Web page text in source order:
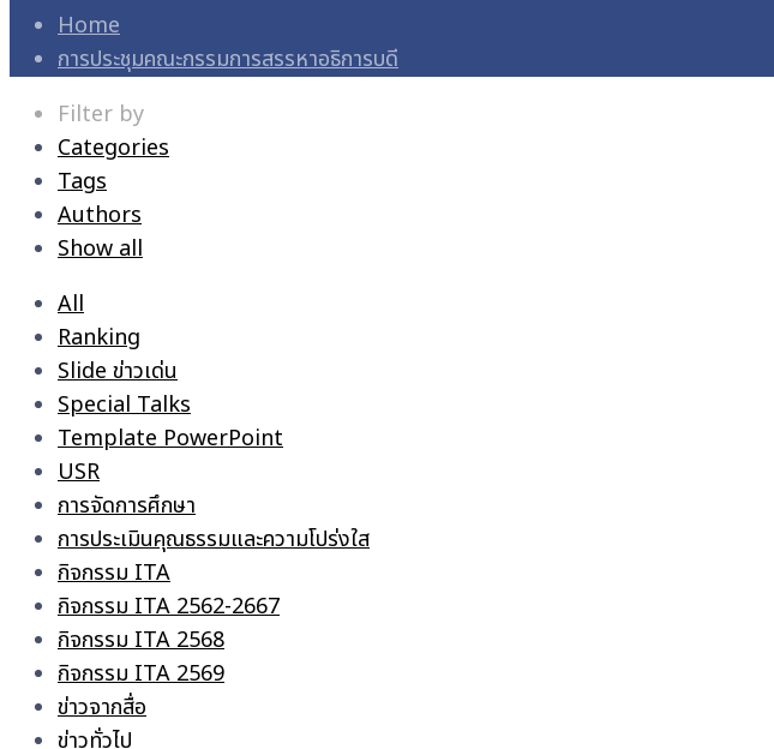
Home
การประชุมคณะกรรมการสรรหาอธิการบดี
Filter by
Categories
Tags
Authors
Show all
All
Ranking
Slide ข่าวเด่น
Special Talks
Template PowerPoint
USR
การจัดการศึกษา
การประเมินคุณธรรมและความโปร่งใส
กิจกรรม ITA
กิจกรรม ITA 2562-2667
กิจกรรม ITA 2568
กิจกรรม ITA 2569
ข่าวจากสื่อ
ข่าวทั่วไป